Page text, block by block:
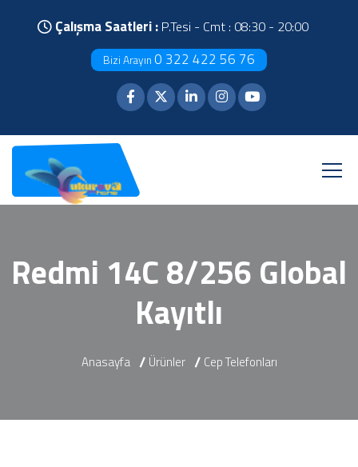
Çalışma Saatleri : P.Tesi - Cmt : 08:30 - 20:00
Bizi Arayın 0 322 422 56 76
Redmi 14C 8/256 Global
Kayıtlı
Anasayfa Ürünler Cep Telefonları